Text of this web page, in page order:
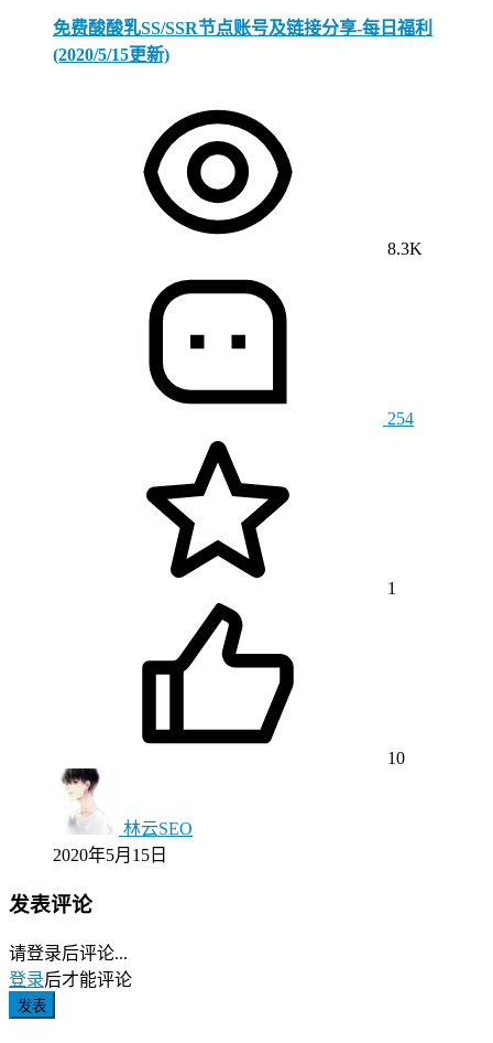
免费酸酸乳SS/SSR节点账号及链接分享-每日福利
(2020/5/15更新)
8.3K
254
1
10
林云SEO
2020年5月15日
发表评论
请登录后评论...
登录后才能评论
发表